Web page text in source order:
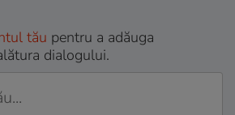
tău pentru a adăuga
dialogului.